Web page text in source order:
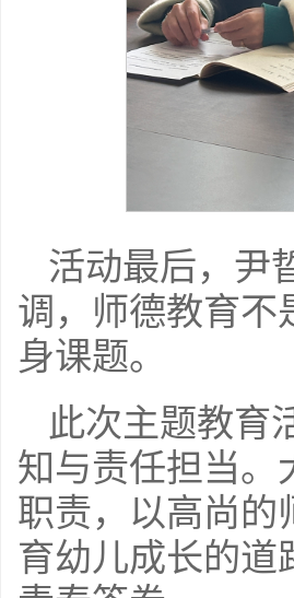
活动最后，尹
调，师德教育不
身课题。
此次主题教育
知与责任担当。
职责，以高尚的
育幼儿成长的道